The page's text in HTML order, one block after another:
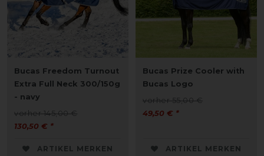
Bucas Freedom Turnout
Extra Full Neck 300/150g
- navy
vorher 145,00 €
130,50 € *
ARTIKEL MERKEN
Bucas Prize Cooler with
Bucas Logo
vorher 55,00 €
49,50 € *
ARTIKEL MERKEN